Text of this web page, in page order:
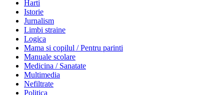
Harti
Istorie
Jurnalism
Limbi straine
Logica
Mama si copilul / Pentru parinti
Manuale scolare
Medicina / Sanatate
Multimedia
Nefiltrate
Politica